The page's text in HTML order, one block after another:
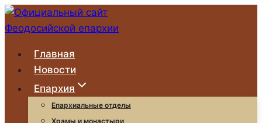
Перейти
к
Главная
Новости
Епархия
Епархиальные отделы
Храмы и монастыри